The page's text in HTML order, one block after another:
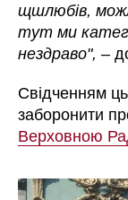
щшлюбів,
тут ми
нездраво", –
Свідченням
заборонити
Верховною